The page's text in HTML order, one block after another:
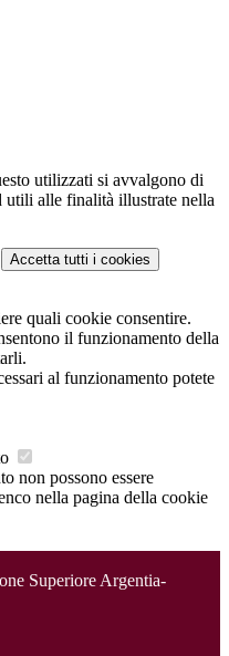
utilizzati si avvalgono di
utili alle finalità illustrate nella
Accetta tutti i cookies
quali cookie consentire.
il funzionamento della
al funzionamento potete
non possono essere
nella pagina della cookie
Superiore Argentia-